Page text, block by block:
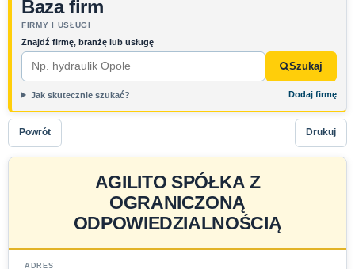
Baza firm
FIRMY I USŁUGI
Znajdź firmę, branżę lub usługę
Szukaj
Jak skutecznie szukać? Dodaj firmę
Powrót Drukuj
AGILITO SPÓŁKA Z
OGRANICZONĄ
ODPOWIEDZIALNOŚCIĄ
ADRES